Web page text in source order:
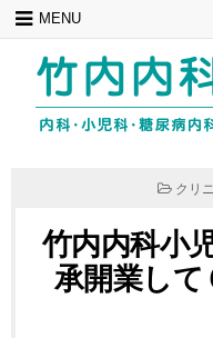
Skip
content
MENU
クリ
竹内内科小
承開業して